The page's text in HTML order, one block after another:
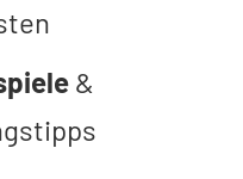
&